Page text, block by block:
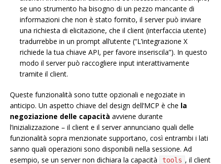
se uno strumento ha bisogno di un pezzo mancante di
informazioni che non è stato fornito, il server può inviare
una richiesta di elicitazione, che il client (interfaccia utente)
tradurrebbe in un prompt all’utente (“L’integrazione X
richiede la tua chiave API, per favore inseriscila”). In questo
modo il server può raccogliere input interattivamente
tramite il client.
Queste funzionalità sono tutte opzionali e negoziate in
anticipo. Un aspetto chiave del design dell’MCP è che la
negoziazione delle capacità avviene durante
l’inizializzazione – il client e il server annunciano quali delle
funzionalità sopra menzionate supportano, così entrambi i lati
sanno quali operazioni sono disponibili nella sessione. Ad
esempio, se un server non dichiara la capacità
tools , il client